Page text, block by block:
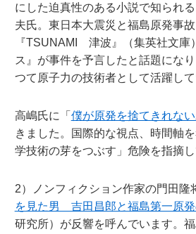
にした迫真性のある小説で知られ
夫氏。東日本大震災と福島原発事
『TSUNAMI 津波』（集英社文庫
ス』が事件を予言したと話題にな
つて原子力の技術者として活躍して
高嶋氏に「 僕が原発を捨てきれな
きました。国際的な視点、時間軸
学技術の芽をつぶす」危険を指摘し
2）ノンフィクション作家の門田隆
を見た男 吉田昌郎と福島第一原発
研究所）が反響を呼んでいます。福